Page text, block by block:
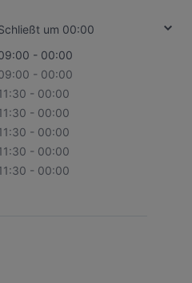
um 00:00
- 00:00
- 00:00
- 00:00
- 00:00
- 00:00
- 00:00
- 00:00